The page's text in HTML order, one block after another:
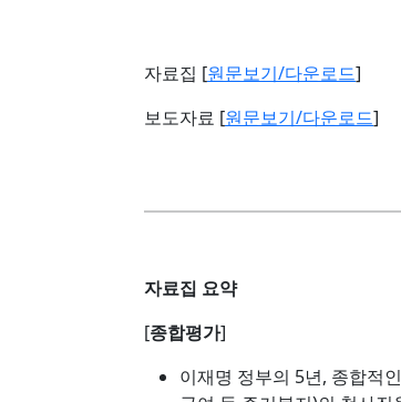
자료집 [원문보기/다운로드]
보도자료 [원문보기/다운로드]
자료집 요약
[종합평가]
이재명 정부의 5년, 종합적